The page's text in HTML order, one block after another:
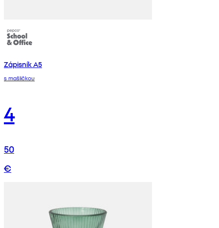
Zápisník A5
s mašličkou
4
50
€